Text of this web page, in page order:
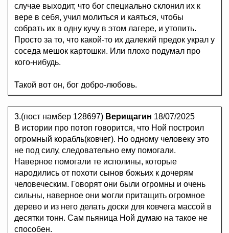
случае выходит, что бог специально склонил их к
вере в себя, учил молиться и каяться, чтобы
собрать их в одну кучу в этом лагере, и утопить.
Просто за то, что какой-то их далекий предок украл у
соседа мешок картошки. Или плохо подумал про
кого-нибудь.
Такой вот он, бог добро-любовь.
3.(пост намбер 128697) Верищагин 18/07/2025
В истории про потоп говорится, что Ной построил
огромный корабль(ковчег). Но одному человеку это
не под силу, следовательно ему помогали.
Наверное помогали те исполины, которые
народились от похоти сынов божьих к дочерям
человеческим. Говорят они были огромны и очень
сильны, наверное они могли притащить огромное
дерево и из него делать доски для ковчега массой в
десятки тонн. Сам пьяница Ной думаю на такое не
способен.